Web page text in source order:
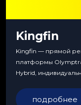
Kingfin
Kingfin — прямой
платформы
Hybrid,
подробнее